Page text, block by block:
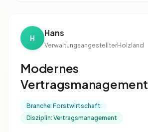
H Hans
VerwaltungsangestellterHolzland
Modernes
Vertragsmanagement
Branche: Forstwirtschaft
Disziplin: Vertragsmanagement